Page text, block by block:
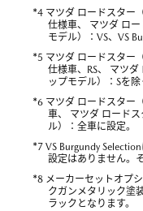
*4 マツダ ロードスター
仕様車、 マツダ ロ
モデル）：VS、VS
*5 マツダ ロードスター
仕様車、RS、 マツ
ップモデル）：Sを除
*6 マツダ ロードスター
車、 マツダ ロード
ル）：全車に設定。
*7 VS Burgundy
設定はありません。
*8 メーカーセットオプ
クガンメタリック塗
ラックとなります。